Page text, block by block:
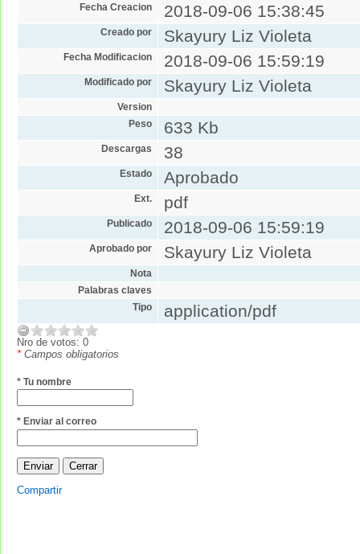
Fecha Creacion 2018-09-06 15:38:45
Creado por Skayury Liz Violeta
Fecha Modificacion 2018-09-06 15:59:19
Modificado por Skayury Liz Violeta
Version
Peso
633 Kb
Descargas 38
Estado Aprobado
Ext. pdf
Publicado 2018-09-06 15:59:19
Aprobado por Skayury Liz Violeta
Nota
Palabras claves
Tipo
application/pdf
Nro de votos: 0
*Campos obligatorios
* Tu nombre
* Enviar al correo
Compartir